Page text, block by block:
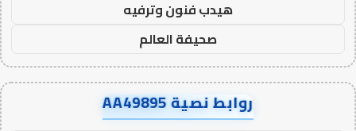
هيدب فنون وترفيه
صحيفة العالم
روابط نصية AA49895